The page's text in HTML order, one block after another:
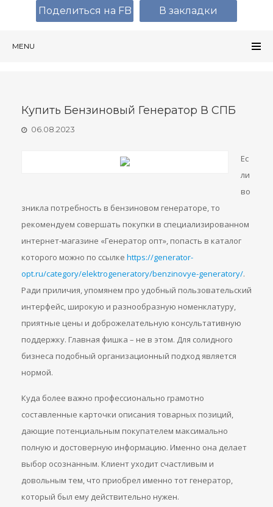
MENU
Купить Бензиновый Генератор В СПБ
06.08.2023
Ес
ли
во
зникла потребность в бензиновом генераторе, то
рекомендуем совершать покупки в специализированном
интернет-магазине «Генератор опт», попасть в каталог
которого можно по ссылке https://generator-
opt.ru/category/elektrogeneratory/benzinovye-generatory/.
Ради приличия, упомянем про удобный пользовательский
интерфейс, широкую и разнообразную номенклатуру,
приятные цены и доброжелательную консультативную
поддержку. Главная фишка – не в этом. Для солидного
бизнеса подобный организационный подход является
нормой.
Куда более важно профессионально грамотно
составленные карточки описания товарных позиций,
дающие потенциальным покупателем максимально
полную и достоверную информацию. Именно она делает
выбор осознанным. Клиент уходит счастливым и
довольным тем, что приобрел именно тот генератор,
который был ему действительно нужен.
Поделиться на FB В закладки